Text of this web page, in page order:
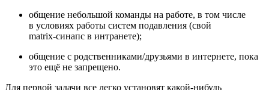
общение небольшой команды на работе, в том числе
в условиях работы систем подавления (свой
matrix‑синапс в интранете);
общение с родственниками/друзьями в интернете, пока
это ещё не запрещено.
Для первой задачи все легко установят какой‑нибудь